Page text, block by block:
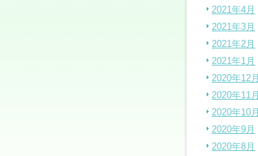
2021年4月
2021年3月
2021年2月
2021年1月
2020年12月
2020年11月
2020年10月
2020年9月
2020年8月